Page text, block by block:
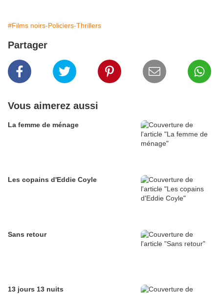
#Films noirs-Policiers-Thrillers
Partager
Vous aimerez aussi
La femme de ménage
Les copains d'Eddie Coyle
Sans retour
13 jours 13 nuits